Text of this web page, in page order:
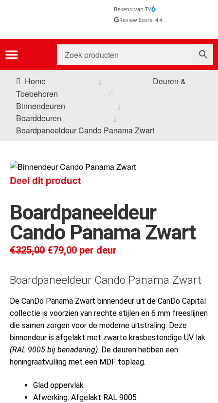
Bekend van TV
Review Score: 4.4
Home
Deuren &
Toebehoren
Binnendeuren
Boarddeuren
Boardpaneeldeur Cando Panama Zwart
Deel dit product
Boardpaneeldeur
Cando Panama Zwart
€325,00 €79,00 per deur
Boardpaneeldeur Cando Panama Zwart
De CanDo Panama Zwart binnendeur uit de CanDo Capital
collectie is voorzien van rechte stijlen en 6 mm freeslijnen
die samen zorgen voor de moderne uitstraling. Deze
binnendeur is afgelakt met zwarte krasbestendige UV lak
(RAL 9005 bij benadering). De deuren hebben een
honingraatvulling met een MDF toplaag.
Glad oppervlak
Afwerking: Afgelakt RAL 9005